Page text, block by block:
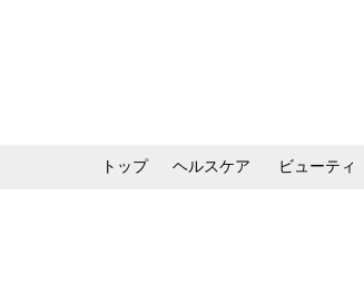
トップ ヘルスケア ビューティ